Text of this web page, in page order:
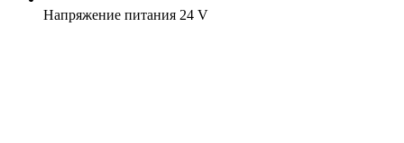
Напряжение питания 24 V